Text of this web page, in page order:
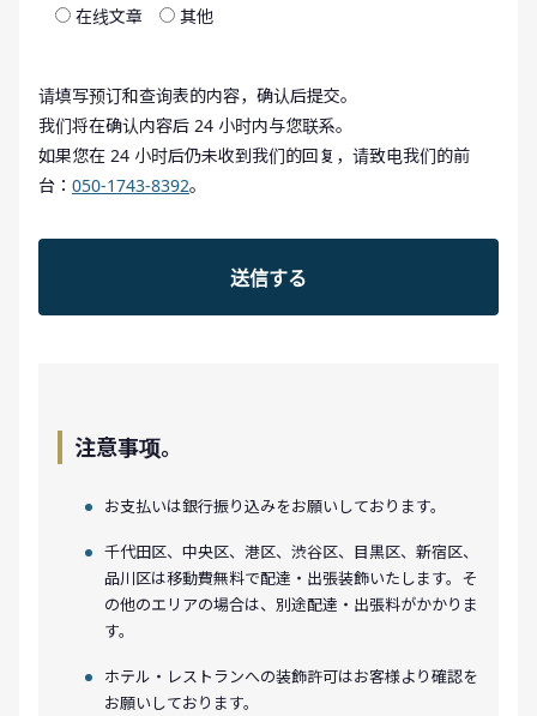
在线文章
其他
请填写预订和查询表的内容，确认后提交。
我们将在确认内容后 24 小时内与您联系。
如果您在 24 小时后仍未收到我们的回复，请致电我们的前
台： 050-1743-8392。
注意事项。
お支払いは銀行振り込みをお願いしております。
千代田区、中央区、港区、渋谷区、目黒区、新宿区、
品川区は移動費無料で配達・出張装飾いたします。そ
の他のエリアの場合は、別途配達・出張料がかかりま
す。
ホテル・レストランへの装飾許可はお客様より確認を
お願いしております。